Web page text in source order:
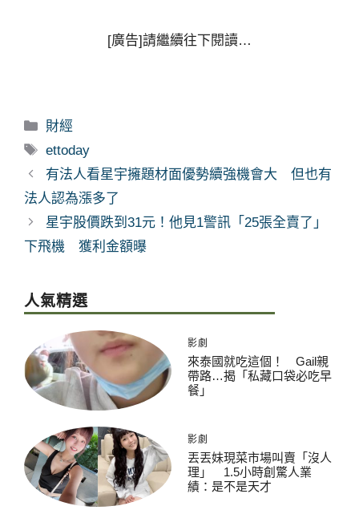
[廣告]請繼續往下閱讀…
分
類
財經
標
籤
ettoday
有法人看星宇擁題材面優勢續強機會大 但也有
法人認為漲多了
星宇股價跌到31元！他見1警訊「25張全賣了」
下飛機 獲利金額曝
人氣精選
影劇
來泰國就吃這個！ Gail親
帶路…揭「私藏口袋必吃早
餐」
影劇
丟丟妹現菜市場叫賣「沒人
理」 1.5小時創驚人業
績：是不是天才